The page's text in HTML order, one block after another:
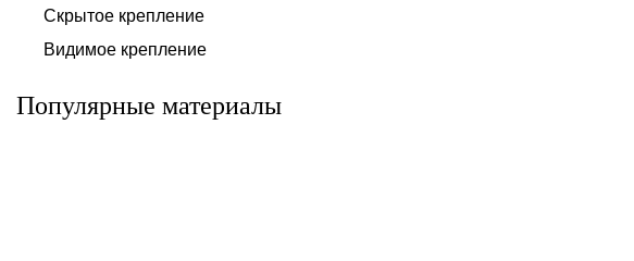
Скрытое крепление
Видимое крепление
Популярные материалы
Система для
облицовки
клинкерными
плитками «под
Альтернатива
Альтернатива